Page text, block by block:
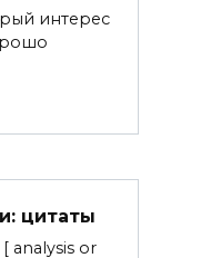
интерес
цитаты
analysis or